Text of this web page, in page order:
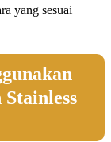
yang sesuai